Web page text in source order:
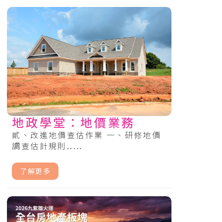
地政學堂：地價業務
貳、改進地價查估作業 一、研修地價
調查估計規則.....
了解更多